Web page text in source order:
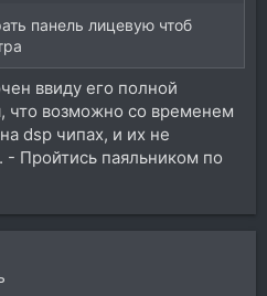
панель лицевую чтоб
ввиду его полной
что возможно со временем
dsp чипах, и их не
Пройтись паяльником по